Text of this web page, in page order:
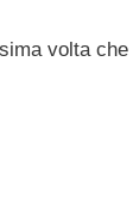
volta che